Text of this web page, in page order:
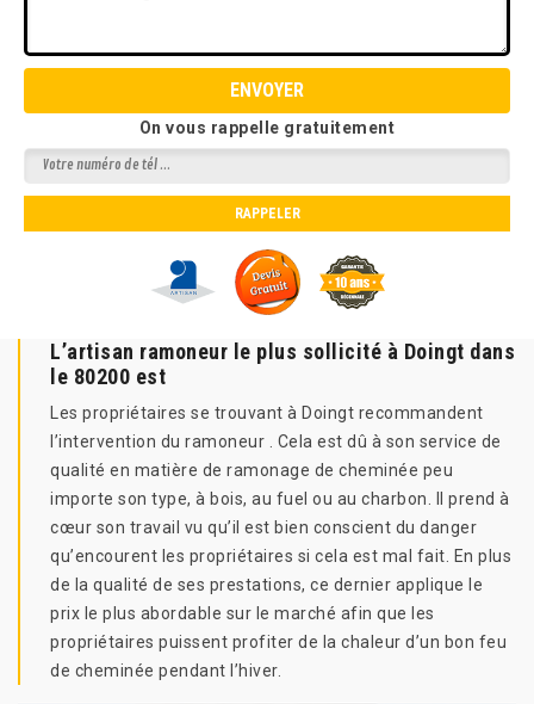
On vous rappelle gratuitement
L’artisan ramoneur le plus sollicité à Doingt dans
le 80200 est
Les propriétaires se trouvant à Doingt recommandent
l’intervention du ramoneur . Cela est dû à son service de
qualité en matière de ramonage de cheminée peu
importe son type, à bois, au fuel ou au charbon. Il prend à
cœur son travail vu qu’il est bien conscient du danger
qu’encourent les propriétaires si cela est mal fait. En plus
de la qualité de ses prestations, ce dernier applique le
prix le plus abordable sur le marché afin que les
propriétaires puissent profiter de la chaleur d’un bon feu
de cheminée pendant l’hiver.